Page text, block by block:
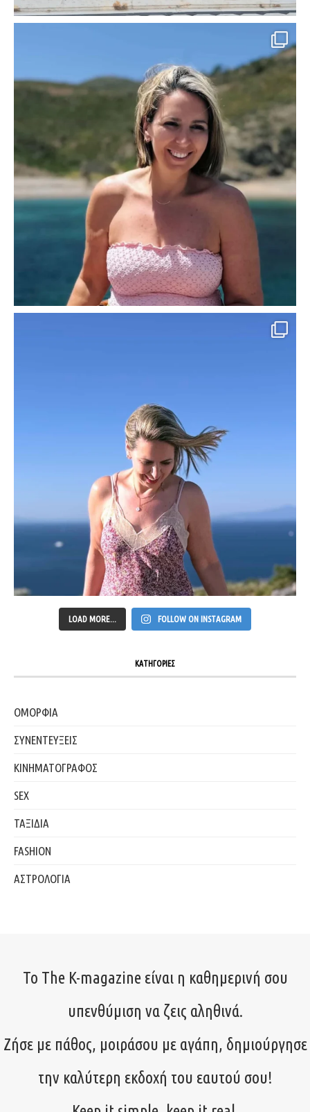
LOAD MORE... FOLLOW ON INSTAGRAM
ΚΑΤΗΓΟΡΙΕΣ
ΟΜΟΡΦΙΑ
ΣΥΝΕΝΤΕΥΞΕΙΣ
ΚΙΝΗΜΑΤΟΓΡΑΦΟΣ
SEX
ΤΑΞΙΔΙΑ
FASHION
ΑΣΤΡΟΛΟΓΙΑ
Το The K-magazine είναι η καθημερινή σου
υπενθύμιση να ζεις αληθινά.
Ζήσε με πάθος, μοιράσου με αγάπη, δημιούργησε
την καλύτερη εκδοχή του εαυτού σου!